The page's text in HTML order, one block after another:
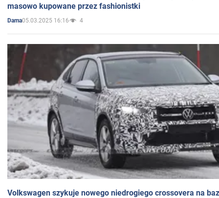
masowo kupowane przez fashionistki
Dama05.03.2025 16:16 4
Volkswagen szykuje nowego niedrogiego crossovera na